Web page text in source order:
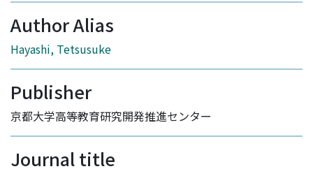
Author Alias
Hayashi, Tetsusuke
Publisher
京都大学高等教育研究開発推進センター
Journal title